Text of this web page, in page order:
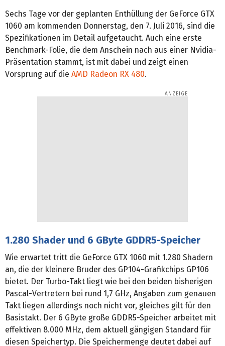
Sechs Tage vor der geplanten Enthüllung der GeForce GTX
1060 am kommenden Donnerstag, den 7. Juli 2016, sind die
Spezifikationen im Detail aufgetaucht. Auch eine erste
Benchmark-Folie, die dem Anschein nach aus einer Nvidia-
Präsentation stammt, ist mit dabei und zeigt einen
Vorsprung auf die AMD Radeon RX 480.
1.280 Shader und 6 GByte GDDR5-Speicher
Wie erwartet tritt die GeForce GTX 1060 mit 1.280 Shadern
an, die der kleinere Bruder des GP104-Grafikchips GP106
bietet. Der Turbo-Takt liegt wie bei den beiden bisherigen
Pascal-Vertretern bei rund 1,7 GHz, Angaben zum genauen
Takt liegen allerdings noch nicht vor, gleiches gilt für den
Basistakt. Der 6 GByte große GDDR5-Speicher arbeitet mit
effektiven 8.000 MHz, dem aktuell gängigen Standard für
diesen Speichertyp. Die Speichermenge deutet dabei auf